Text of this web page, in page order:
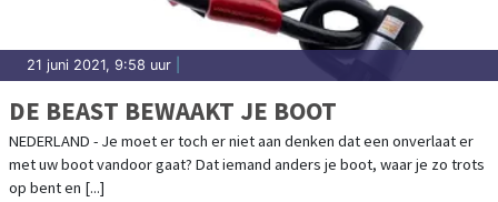
21 juni 2021, 9:58 uur
DE BEAST BEWAAKT JE BOOT
NEDERLAND - Je moet er toch er niet aan denken dat een onverlaat er
met uw boot vandoor gaat? Dat iemand anders je boot, waar je zo trots
op bent en [...]